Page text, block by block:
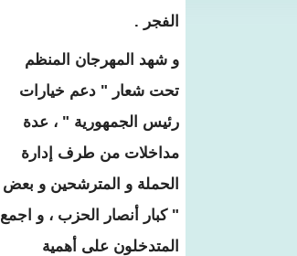
الفجر .
و شهد المهرجان المنظم
تحت شعار " دعم خيارات
رئيس الجمهورية " ، عدة
مداخلات من طرف إدارة
الحملة و المترشحين و بعض
" كبار أنصار الحزب ، و اجمع
المتدخلون على أهمية